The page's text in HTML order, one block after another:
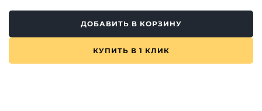
ДОБАВИТЬ В КОРЗИНУ
КУПИТЬ В 1 КЛИК